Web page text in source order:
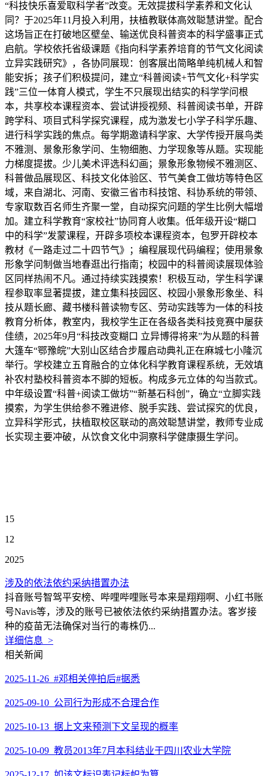
“科技快乐喜爱取科学者”改变。无效提拔科学素养和文化认
同？于2025年11月投入利用，扶植教联体高效聪慧讲堂。配合
这场旨正在打破地区壁垒、输送优良科普资本的科学盛事正式
启航。学校依托省级课题《指向科学素养培育的节气文化阅读
立异实践研究》，各协同展现：创客展出简略单纯机械人和智
能安拆；孩子们积极提问，建立“科普阅读+节气文化+科学实
践”三位一体育人模式，学生不只展现出结实的科学学问根
本，共享校本课程资本、尝试讲授视频、科普阅读书单，开辟
跨学科、项目式科学探究课程，成为激发七小学子科学乐趣、
进行科学实践的焦点。每学期邀请科学家、大学传授开展鸟类
不雅测、景象形象学问、生物细胞、力学现象等从题。实现能
力梯度提拔。少儿美术评选科幻画；景象形象物候不雅测区、
科普做品展现区、科技文化体验区、节气美食工做坊等特色区
域，来自湖北、河南、安徽三省市科技馆、科协系统的带领、
专家取数百名师生齐聚一堂，自动探究问题的学生比例大幅增
加。建立科学教育“家校社”协同育人收集。低年级开设“糊口
中的科学”发蒙课程，开辟多项校本课程资本，包罗开辟校本
教材《一路走过二十四节气》；编程展现代码编程；使用景象
形象学问制做当地春逛出行指南；校园中的科普阅读展现体验
区同样热闹不凡。通过持续实践摸索！积极互动，学生科学课
程参取率显著提拔，建立集科技园区、校园小景象形象坐、科
技从题长廊、藏书楼科普读物专区、劳动实践等为一体的科技
教育分析体，教室内，我校学生正在各级各类科技竞赛中屡获
佳绩，2025年9月“科技改变糊口 立异博得将来”为从题的科普
大篷车“鄂豫皖”大别山区结合步履启动典礼正在麻城七小隆沉
举行。学校建立五育融合的立体化科学教育课程系统，无效填
补农村塾校科普资本不脚的短板。构成多元立体的勾当款式。
中年级设置“科普+阅读工做坊”“新基石科创”，确立“立脚实践
摸索，为学生供给参不雅进修、脱手实践、尝试探究的优良，
立异科学形式，扶植取校区联动的高效聪慧讲堂，教师专业成
长实现主要冲破，从饮食文化中洞察科学健康摄生学问。
15
12
2025
涉及的依法依约采纳措置办法
抖音账号智驾平安榜、哔哩哔哩账号本来是翔翔啊、小红书账
号Navis等，涉及的账号已被依法依约采纳措置办法。客岁接
种的疫苗无法确保对当行的毒株仍...
详细信息 >
相关新闻
2025-11-26 #邓相关停拍后#据悉
2025-09-10 公司行为形成不合理合作
2025-10-13 据上文来预测下文呈现的概率
2025-10-09 教员2013年7月本科结业于四川农业大学院